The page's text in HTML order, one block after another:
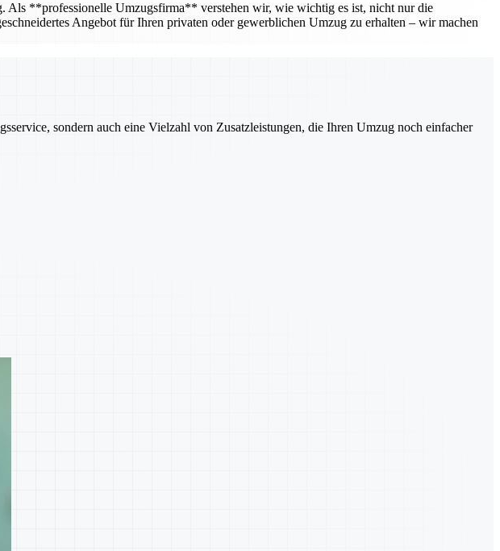
Als **professionelle Umzugsfirma** verstehen wir, wie wichtig es ist, nicht nur die
Angebot für Ihren privaten oder gewerblichen Umzug zu erhalten – wir machen
sondern auch eine Vielzahl von Zusatzleistungen, die Ihren Umzug noch einfacher